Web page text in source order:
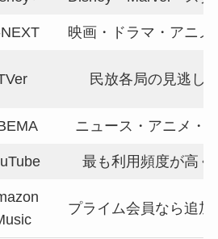
映画・ドラマ・アニ
民放各局の見逃し
ニュース・アニメ・
最も利用頻度が高
プライム会員なら追